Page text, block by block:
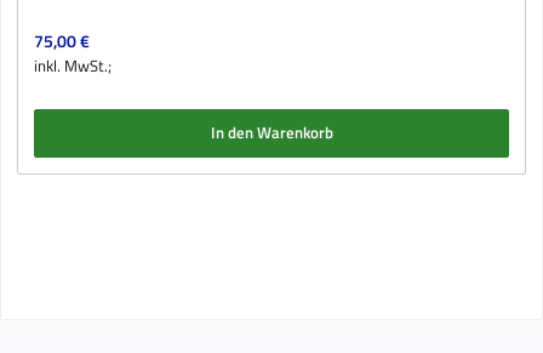
Regulärer Preis:
75,00 €
inkl. MwSt.;
In den Warenkorb